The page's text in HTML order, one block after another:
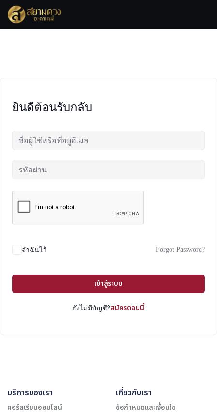
Skip
content
ยินดีต้อนรับกลับ
จำฉันไว้ Forgot Password?
เข้าสู่ระบบ
ยังไม่มีบัญชี?สมัครตอนนี้
บริการของเรา
คอร์สเรียนออนไลน์
เกี่ยวกับเรา
ข้อกำหนดและเงื่อนไข